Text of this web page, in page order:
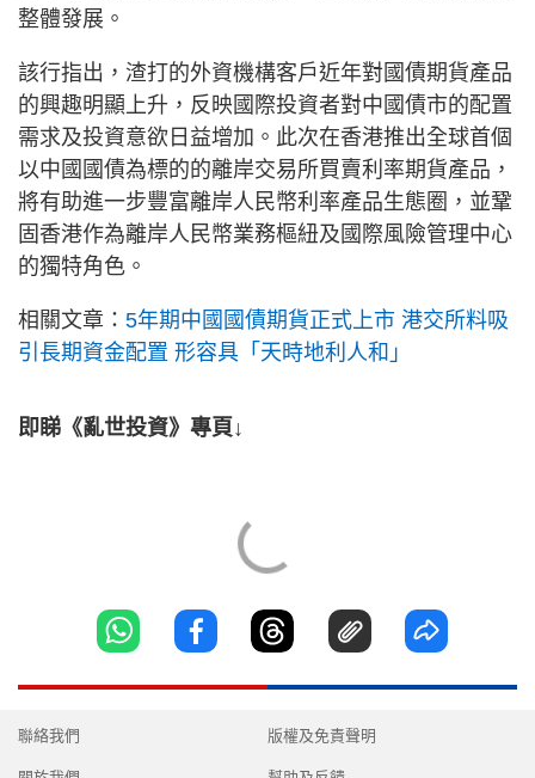
整體發展。
該行指出，渣打的外資機構客戶近年對國債期貨產品
的興趣明顯上升，反映國際投資者對中國債市的配置
需求及投資意欲日益增加。此次在香港推出全球首個
以中國國債為標的的離岸交易所買賣利率期貨產品，
將有助進一步豐富離岸人民幣利率產品生態圈，並鞏
固香港作為離岸人民幣業務樞紐及國際風險管理中心
的獨特角色。
相關文章： 5年期中國國債期貨正式上市 港交所料吸
引長期資金配置 形容具「天時地利人和」
即睇《亂世投資》專頁↓
聯絡我們 版權及免責聲明